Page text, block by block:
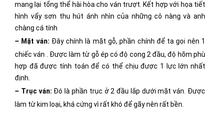
mang lại tổng thể hài hòa cho ván trượt. Kết hợp với họa tiết
hình vẩy sơn thu hút ánh nhìn của những cô nàng và anh
chàng cá tính
– Mặt ván: Đây chính là mặt gỗ, phần chính để ta gọi nên 1
chiếc ván . Được làm từ gỗ ép có độ cong 2 đầu, độ hõm phù
hợp đã được tính toán để có thể chịu được 1 lực lớn nhất
định.
– Trục ván: Đó là phần trục ở 2 đầu lắp dưới mặt ván. Được
làm từ kim loại, khá cứng vì rất khó để gãy nên rất bền.